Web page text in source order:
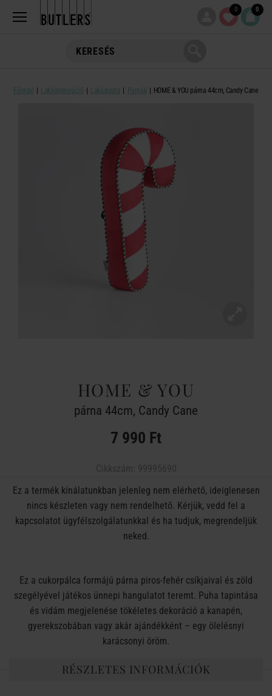
0 0
Főoldal Lakásdekoráció Lakástextil Párnák HOME & YOU párna 44cm, Candy Cane
HOME & YOU
párna 44cm, Candy Cane
7 990 Ft
Ez a termék kínálatunkban jelenleg nem elérhető, ideiglenesen
nincs készleten vagy nem rendelhető. Kérjük, vedd fel a
kapcsolatot ügyfélszolgálatunkkal és ha tudjuk, megrendeljük
neked.
Ez a cukorpálca formájú párna piros-fehér csíkjaival és zöld
szegélyével játékos ünnepi hangulatot teremt. Puha tapintása
és vidám megjelenése tökéletes dekoráció a kanapén,
gyerekszobában vagy akár ajándékként – egy ölelésnyi
karácsonyi öröm.
RÉSZLETES INFORMÁCIÓK